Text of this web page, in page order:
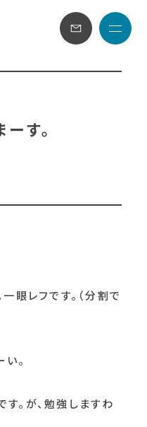
メニ
す。
眼レフです。（分割で
。
。が、勉強しますわ